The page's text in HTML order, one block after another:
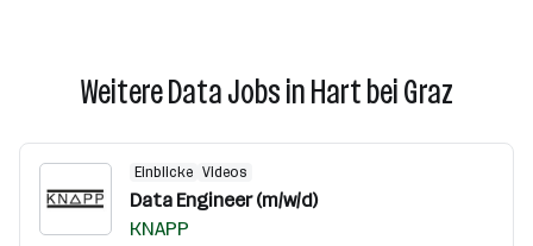
Weitere Data Jobs in Hart bei Graz
Einblicke Videos
Data Engineer (m/w/d)
KNAPP